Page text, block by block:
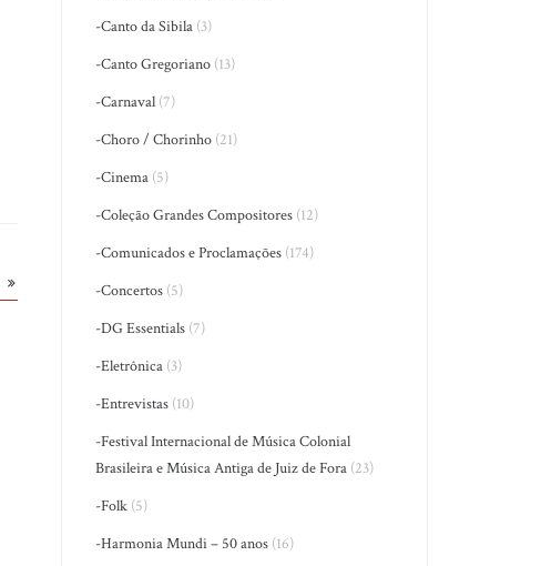
-Canto da Sibila (3)
-Canto Gregoriano (13)
-Carnaval (7)
-Choro / Chorinho (21)
-Cinema (5)
-Coleção Grandes Compositores (12)
-Comunicados e Proclamações (174)
-Concertos (5)
-DG Essentials (7)
-Eletrônica (3)
-Entrevistas (10)
-Festival Internacional de Música Colonial
Brasileira e Música Antiga de Juiz de Fora (23)
-Folk (5)
-Harmonia Mundi – 50 anos (16)